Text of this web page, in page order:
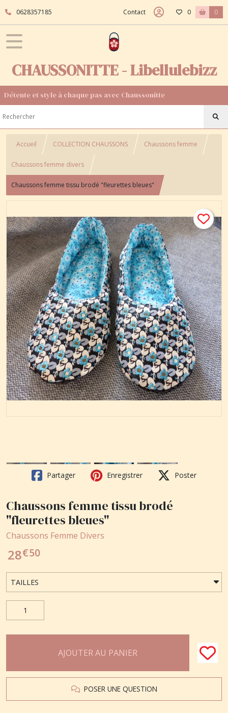
0628357185 Contact 0 0
CHAUSSONITTE - Libellulebizz
Détente et style à chaque pas avec Chaussonitte
Accueil COLLECTION CHAUSSONS Chaussons femme
Chaussons femme divers
Chaussons femme tissu brodé "fleurettes bleues"
Partager Enregistrer Poster
Chaussons femme tissu brodé
"fleurettes bleues"
Chaussons Femme Divers
28€50
AJOUTER AU PANIER
POSER UNE QUESTION